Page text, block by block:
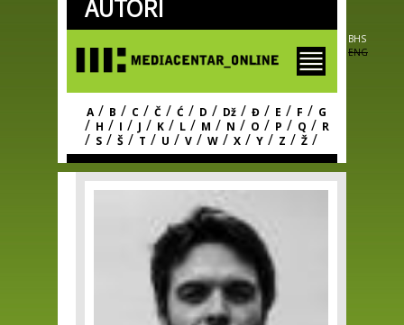
Skip to
main
AUTORI
BHS
ENG
A / B / C / Č / Ć / D / Dž / Đ / E / F / G
/ H / I / J / K / L / M / N / O / P / Q / R
/ S / Š / T / U / V / W / X / Y / Z / Ž /